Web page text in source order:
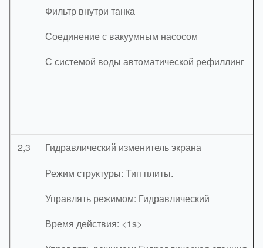
Фильтр внутри танка
Соединение с вакуумным насосом
С системой воды автоматической рефиллинг
2,3
Гидравлический изменитель экрана
Режим структуры: Тип плиты.
Управлять режимом: Гидравлический
Время действия: <1s>